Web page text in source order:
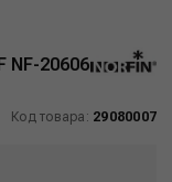
NF-20606
Код товара: 29080007